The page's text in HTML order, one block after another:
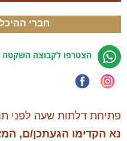
חברי
הצטרפו לקבוצה השקטה
פתיחת דלתות שעה לפני
נא הקדימו הגעתכן/ם,